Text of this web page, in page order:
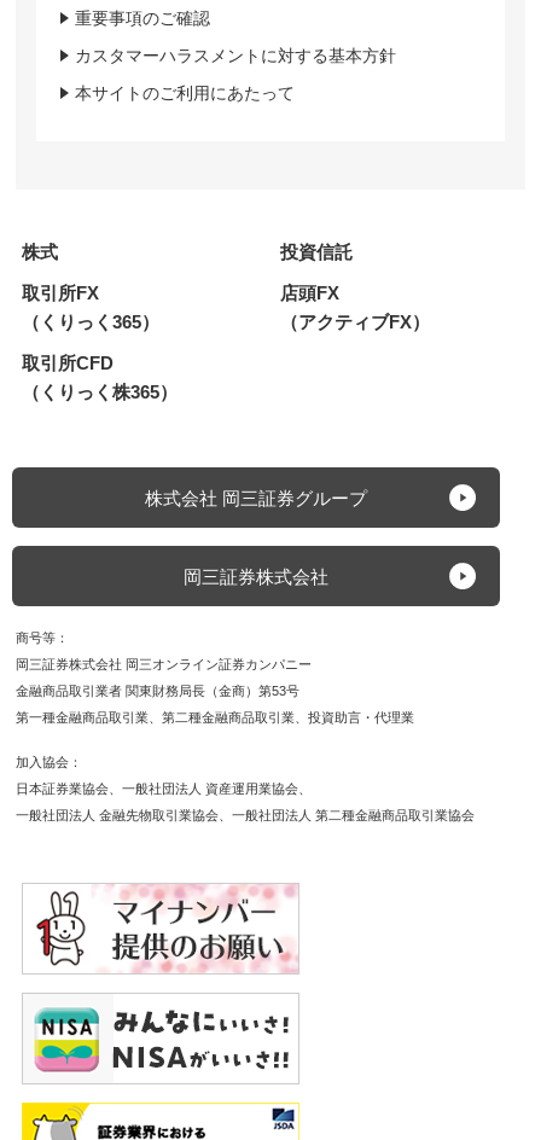
重要事項のご確認
カスタマーハラスメントに対する基本方針
本サイトのご利用にあたって
株式
投資信託
取引所FX
（くりっく365）
店頭FX
（アクティブFX）
取引所CFD
（くりっく株365）
株式会社 岡三証券グループ
岡三証券株式会社
商号等
岡三証券株式会社 岡三オンライン証券カンパニー
金融商品取引業者 関東財務局長（金商）第53号
第一種金融商品取引業
第二種金融商品取引業 投資助言・代理業
加入協会
日本証券業協会
一般社団法人 資産運用業協会
一般社団法人 金融先物取引業協会
一般社団法人 第二種金融商品取引業協会